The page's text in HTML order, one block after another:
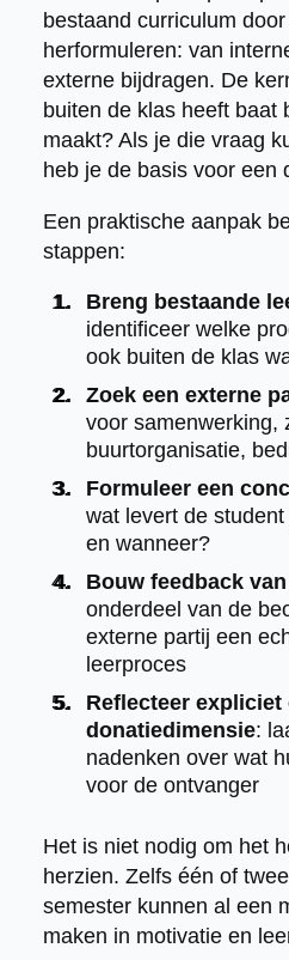
bestaand curriculum
herformuleren: van
externe bijdragen. De
buiten de klas heeft baat
maakt? Als je die vraag
heb je de basis voor een
Een praktische aanpak
stappen:
Breng bestaande
identificeer welke
ook buiten de klas
Zoek een externe
voor samenwerking,
buurtorganisatie,
Formuleer een
wat levert de
en wanneer?
Bouw feedback
onderdeel van de
externe partij een
leerproces
Reflecteer expliciet
donatiedimensie:
nadenken over wat
voor de ontvanger
Het is niet nodig om het
herzien. Zelfs één of
semester kunnen al een
maken in motivatie en